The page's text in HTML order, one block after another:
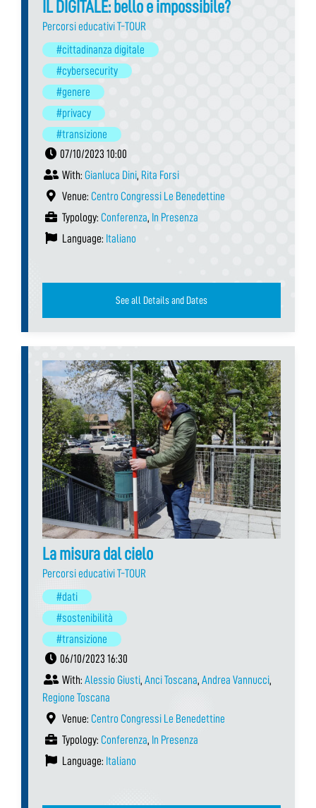
IL DIGITALE: bello e impossibile?
Percorsi educativi T-TOUR
#cittadinanza digitale
#cybersecurity
#genere
#privacy
#transizione
07/10/2023 10:00
With: Gianluca Dini, Rita Forsi
Venue: Centro Congressi Le Benedettine
Typology: Conferenza, In Presenza
Language: Italiano
See all Details and Dates
La misura dal cielo
Percorsi educativi T-TOUR
#dati
#sostenibilità
#transizione
06/10/2023 16:30
With: Alessio Giusti, Anci Toscana, Andrea Vannucci,
Regione Toscana
Venue: Centro Congressi Le Benedettine
Typology: Conferenza, In Presenza
Language: Italiano